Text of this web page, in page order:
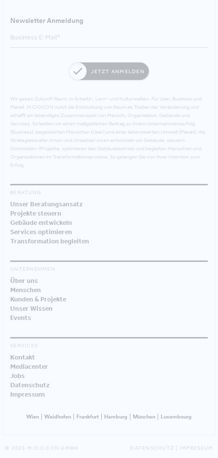
Newsletter Anmeldung
JETZT ANMELDEN
Wir geben Zukunft Raum. In Arbeits-, Lern- und Kulturwelten. Für User, Business und
Planet. M.O.O.CON nutzt die Entwicklung von Raum als Treiber der Veränderung und
schafft ein lebendiges Zusammenspiel von Mensch, Organisation, Gebäude und
Services. So leisten wir einen maßgeblichen Beitrag zu Ihrem Unternehmenserfolg
(Business), begeisterten Menschen (User) und einer lebenswerten Umwelt (Planet). Als
Strategieberater:innen und Umsetzer:innen entwickeln wir Gebäude, steuern
(Immobilien-)Projekte, optimieren den Gebäudebetrieb und begleiten Menschen und
Organisationen im Transformationsprozess. So gelangen Sie von Ihrer Intention zum
Erfolg.
BERATUNG
Unser Beratungsansatz
Projekte steuern
Gebäude entwickeln
Services optimieren
Transformation begleiten
UNTERNEHMEN
Über uns
Menschen
Kunden & Projekte
Unser Wissen
Events
SERVICES
Kontakt
Mediacenter
Jobs
Datenschutz
Impressum
Wien Waidhofen Frankfurt Hamburg München Luxembourg
© 2026 M.O.O.CON GMBH DATENSCHUTZ IMPRESSUM